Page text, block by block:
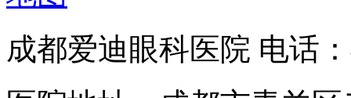
成都爱迪眼科医院 电话